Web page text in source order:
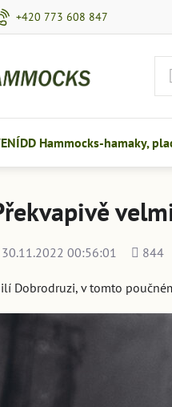
+420 773 608 847
DD Hammocks-hamaky,
30.11.2022 00:56:01
Počet
844
Dobrodruzi, v tomto